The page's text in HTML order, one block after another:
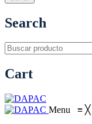
Search
Cart
Menu ≡ ╳